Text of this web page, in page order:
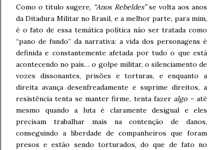
Como o título sugere, “Anos Rebeldes”se volta aos anos
da Ditadura Militar no Brasil, e a melhor parte, para mim,
é o fato de essa temática política não ser tratada como
“pano de fundo” da narrativa: a vida dos personagens é
definida e constantemente afetada por tudo o que está
acontecendo no país… o golpe militar, o silenciamento de
vozes dissonantes, prisões e torturas, e enquanto a
direita avança desenfreadamente e suprime direitos, a
resistência tenta se manter firme, tenta fazeralgo– até
mesmo quando a luta é claramente desigual e eles
precisam trabalhar mais na contenção de danos,
conseguindo a liberdade de companheiros que foram
presos e estão sendo torturados, do que de fato no